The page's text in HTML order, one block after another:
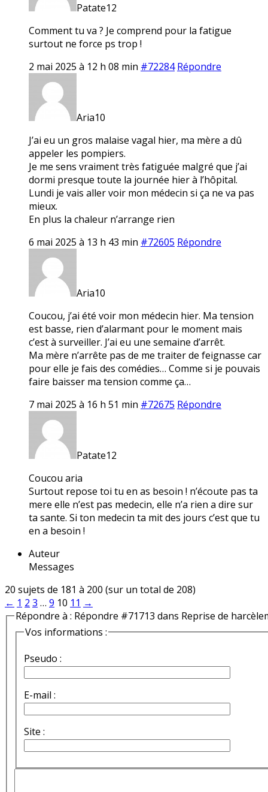
Patate12
Comment tu va ? Je comprend pour la fatigue
surtout ne force ps trop !
2 mai 2025 à 12 h 08 min #72284 Répondre
Aria10
J’ai eu un gros malaise vagal hier, ma mère a dû
appeler les pompiers.
Je me sens vraiment très fatiguée malgré que j’ai
dormi presque toute la journée hier à l’hôpital.
Lundi je vais aller voir mon médecin si ça ne va pas
mieux.
En plus la chaleur n’arrange rien
6 mai 2025 à 13 h 43 min #72605 Répondre
Aria10
Coucou, j’ai été voir mon médecin hier. Ma tension
est basse, rien d’alarmant pour le moment mais
c’est à surveiller. J’ai eu une semaine d’arrêt.
Ma mère n’arrête pas de me traiter de feignasse car
pour elle je fais des comédies… Comme si je pouvais
faire baisser ma tension comme ça…
7 mai 2025 à 16 h 51 min #72675 Répondre
Patate12
Coucou aria
Surtout repose toi tu en as besoin ! n’écoute pas ta
mere elle n’est pas medecin, elle n’a rien a dire sur
ta sante. Si ton medecin ta mit des jours c’est que tu
en a besoin !
Auteur
Messages
20 sujets de 181 à 200 (sur un total de 208)
← 1 2 3 … 9 10 11 →
Répondre à : Répondre #71713 dans Reprise de
Vos informations :
Pseudo :
E-mail :
Site :